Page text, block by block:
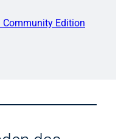
Community Edition